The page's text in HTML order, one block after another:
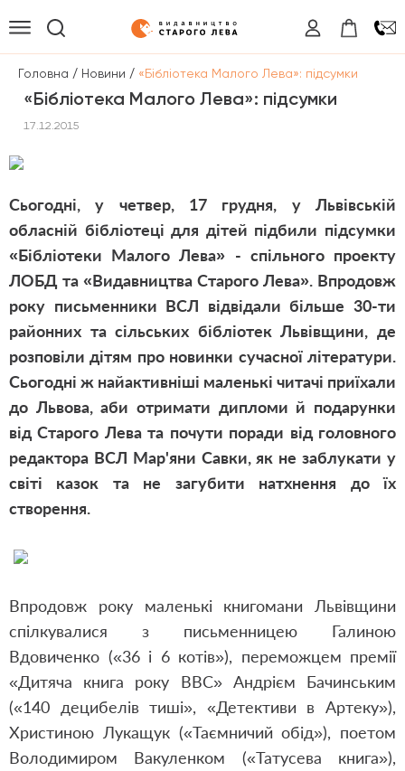
Головна / Новини / «Бібліотека Малого Лева»: підсумки
«Бібліотека Малого Лева»: підсумки
17.12.2015
Сьогодні, у четвер, 17 грудня, у Львівській
обласній бібліотеці для дітей підбили підсумки
«Бібліотеки Малого Лева» - спільного проекту
ЛОБД та «Видавництва Старого Лева». Впродовж
року письменники ВСЛ відвідали більше 30-ти
районних та сільських бібліотек Львівщини, де
розповіли дітям про новинки сучасної літератури.
Сьогодні ж найактивніші маленькі читачі приїхали
до Львова, аби отримати дипломи й подарунки
від Старого Лева та почути поради від головного
редактора ВСЛ Мар'яни Савки, як не заблукати у
світі казок та не загубити натхнення до їх
створення.
Впродовж року маленькі книгомани Львівщини
спілкувалися з письменницею Галиною
Вдовиченко («36 і 6 котів»), переможцем премії
«Дитяча книга року ВВС» Андрієм Бачинським
(«140 децибелів тиші», «Детективи в Артеку»),
Христиною Лукащук («Таємничий обід»), поетом
Володимиром Вакуленком («Татусева книга»),